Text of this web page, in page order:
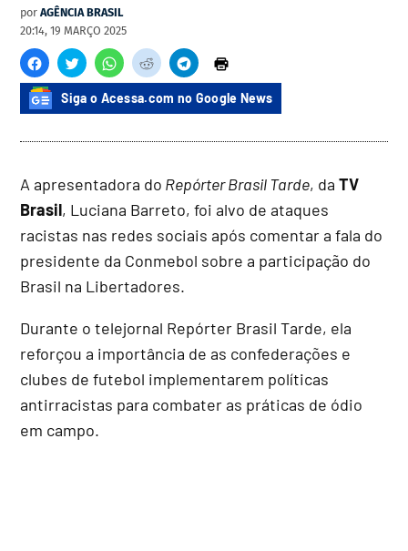
por AGÊNCIA BRASIL
20:14, 19 MARÇO 2025
Siga o Acessa.com no Google News
A apresentadora do Repórter Brasil Tarde, daTV
Brasil, Luciana Barreto, foi alvo de ataques
racistas nas redes sociais após comentar a fala do
presidente da Conmebol sobre a participação do
Brasil na Libertadores.
Durante o telejornal Repórter Brasil Tarde, ela
reforçou a importância de as confederações e
clubes de futebol implementarem políticas
antirracistas para combater as práticas de ódio
em campo.